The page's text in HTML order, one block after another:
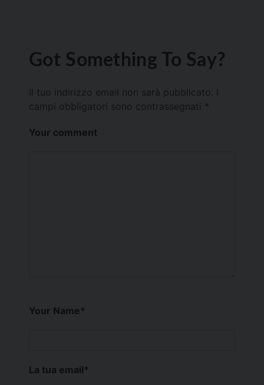
Got Something To Say?
Il tuo indirizzo email non sarà pubblicato.
campi obbligatori sono contrassegnati *
Your comment
Your Name*
La tua email*